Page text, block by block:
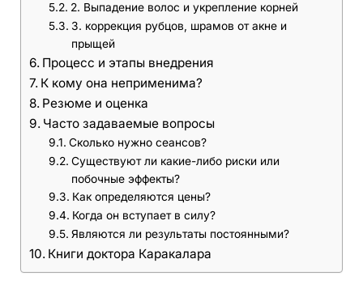
2. Выпадение волос и укрепление корней
3. коррекция рубцов, шрамов от акне и
прыщей
Процесс и этапы внедрения
К кому она неприменима?
Резюме и оценка
Часто задаваемые вопросы
Сколько нужно сеансов?
Существуют ли какие-либо риски или
побочные эффекты?
Как определяются цены?
Когда он вступает в силу?
Являются ли результаты постоянными?
Книги доктора Каракалара